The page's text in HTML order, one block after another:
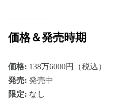
価格＆発売時期
価格: 138万6000円（税込）
発売: 発売中
限定: なし